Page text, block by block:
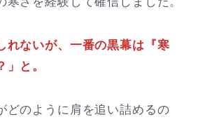
れないが、一番の黒幕は『寒
と。
どのように肩を追い詰めるの